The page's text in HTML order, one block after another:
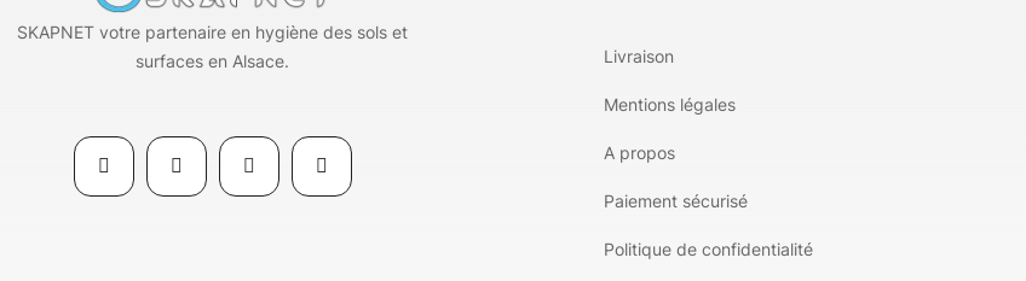
SKAPNET votre partenaire en hygiène des sols et
surfaces en Alsace.
Livraison
Mentions légales
A propos
Paiement sécurisé
Politique de confidentialité